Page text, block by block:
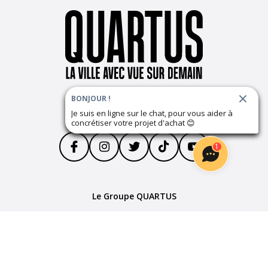
Suivez notre actualité
Le Groupe QUARTUS
1
BONJOUR !
Je suis en ligne sur le chat, pour vous aider à
concrétiser votre projet d'achat 😊